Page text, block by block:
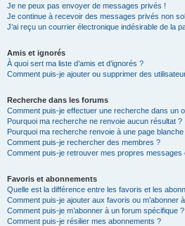
Je ne peux pas envoyer de messages privés !
Je continue à recevoir des messages privés non
J’ai reçu un courrier électronique indésirable de la
Amis et ignorés
À quoi sert ma liste d’amis et d’ignorés ?
Comment puis-je ajouter ou supprimer des
Recherche dans les forums
Comment puis-je effectuer une recherche dans un
Pourquoi ma recherche ne renvoie aucun résultat ?
Pourquoi ma recherche renvoie à une page blanche
Comment puis-je rechercher des membres ?
Comment puis-je retrouver mes propres messages
Favoris et abonnements
Quelle est la différence entre les favoris et les
Comment puis-je ajouter aux favoris ou m’abonner
Comment puis-je m’abonner à un forum spécifique ?
Comment puis-je résilier mes abonnements ?